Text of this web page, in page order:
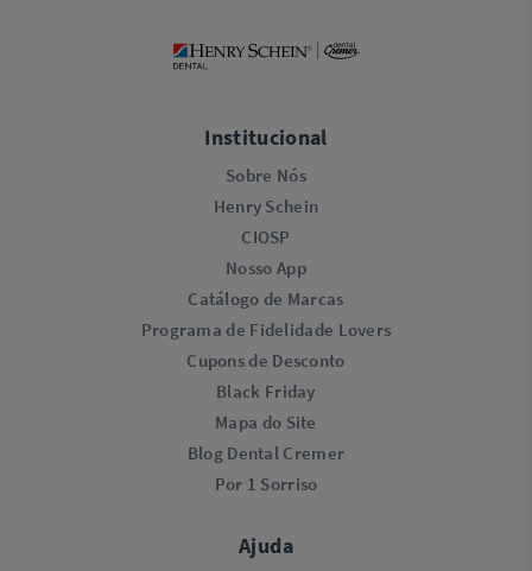
Institucional
Sobre Nós
Henry Schein
CIOSP
Nosso App
Catálogo de Marcas
Programa de Fidelidade Lovers​
Cupons de Desconto
Black Friday
Mapa do Site
Blog Dental Cremer
Por 1 Sorriso
Ajuda